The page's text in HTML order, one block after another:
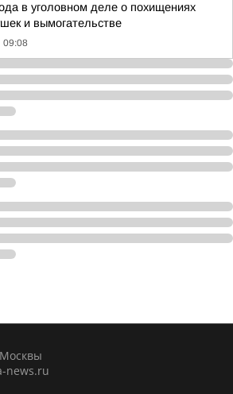
в уголовном деле о похищениях
и вымогательстве
09:08
news.ru